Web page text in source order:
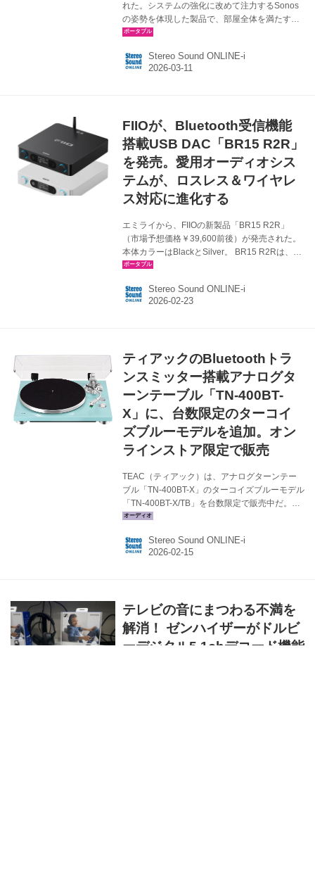
れた。システムの強化に改めて注力するSonos
の姿勢を体現した製品で、部屋全体を満たすパ
ワフルなサウンドを生み出す設計、部屋ごとに
とともにユーザーの暮らしに寄り添いながら広
がっていくリスニング体験を提供するラインナ
Playは、Sonos製品の中でもっとも汎用性の高
いスピーカーとして、自宅でも外出先でもシー
ムレスに楽しめるように設計され...
Stereo Sound ONLINE-i
FIIOが、Bluetooth受信機能
搭載USB DAC「BR15 R2R」
を発売。愛用オーディオシス
テムが、ロスレス＆ワイヤレ
ス対応に進化する
エミライから、FIIOの新製品「BR15 R2R」
（市場予想価格￥39,600前後）が発売された。
本体カラーはBlackとSilver。 BR15 R2Rは、既
存のオーディオシステムを高音質ワイヤレス対
USB DACだ。クアルコム製フラッグシップチッ
プ「QCC5181」を搭載し、Bluetooth 6.0に対
R2R DACを搭載し、RCA×2、XLR×1のアナロ
グ出力と光・同軸デジタル...
Stereo Sound ONLINE-i
ティアックのBluetoothトラ
ンスミッター搭載アナログタ
ーンテーブル「TN-400BT-
X」に、台数限定のターコイ
ズブルーモデルを追加。オン
ラインストア限定で販売
TEAC（ティアック）は、アナログターンテー
ブル「TN-400BT-X」のターコイズブルーモデル
「TN-400BT-X/TB」を台数限定で販売中だ。オ
ープン価格で、ティアック公式オンラインスト
400BT-X は、aptX Adaptive対応Bluetoothトラ
ンスミッターを内蔵し、Bluetoothヘッドホン/ス
コイズブルーのラッカー塗装仕上げのキャビネ
ットを採用している。置く場所を選ばない薄型
でコンパクト...
Stereo Sound ONLINE-i
テレビの音にまつわる不満を
解消！ ゼンハイザーがドルビ
ーデジタル5.1chデコード機能